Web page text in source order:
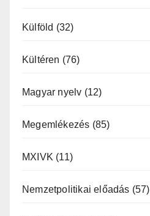
Külföld (32)
Kültéren (76)
Magyar nyelv (12)
Megemlékezés (85)
MXIVK (11)
Nemzetpolitikai előadás (57)